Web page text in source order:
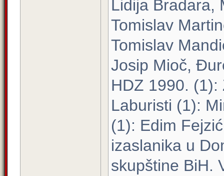
Lidija Bradara,
Tomislav
Tomislav
Josip Mioč,
HDZ 1990. (1):
Laburisti (1):
(1): Edim
izaslanika u
skupštine BiH.